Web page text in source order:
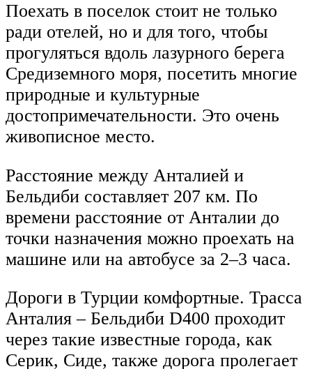
Поехать в поселок стоит не только
ради отелей, но и для того, чтобы
прогуляться вдоль лазурного берега
Средиземного моря, посетить многие
природные и культурные
достопримечательности. Это очень
живописное место.
Расстояние между Анталией и
Бельдиби составляет 207 км. По
времени расстояние от Анталии до
точки назначения можно проехать на
машине или на автобусе за 2–3 часа.
Дороги в Турции комфортные. Трасса
Анталия – Бельдиби D400 проходит
через такие известные города, как
Серик, Сиде, также дорога пролегает